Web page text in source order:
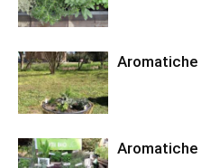
Aromatiche